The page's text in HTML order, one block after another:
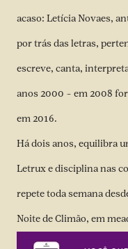
acaso: Letícia Novaes,
por trás das letras,
escreve, canta,
anos 2000 – em 2008
em 2016.
Há dois anos, equilibra
Letrux e disciplina nas
repete toda semana
Noite de Climão, em